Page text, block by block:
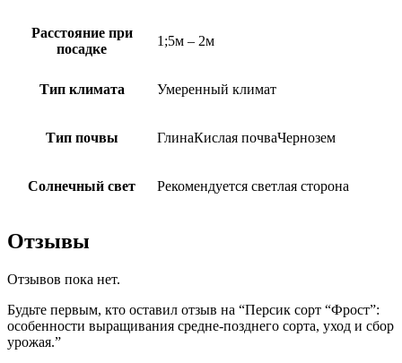
Расстояние при
посадке
1;5м – 2м
Тип климата Умеренный климат
Тип почвы ГлинаКислая почваЧернозем
Солнечный свет Рекомендуется светлая сторона
Отзывы
Отзывов пока нет.
Будьте первым, кто оставил отзыв на “Персик сорт “Фрост”:
особенности выращивания средне-позднего сорта, уход и сбор
урожая.”